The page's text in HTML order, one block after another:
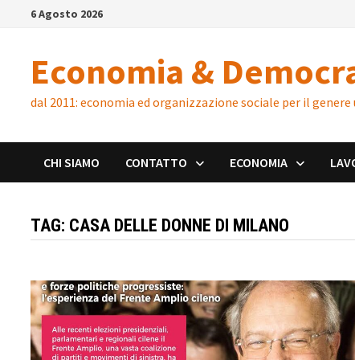
6 Agosto 2026
Economia &
dal 2011: economia ed organizzazione sociale per il
CHI SIAMO CONTATTO ECONOMIA
TAG: CASA DELLE DONNE DI MILANO